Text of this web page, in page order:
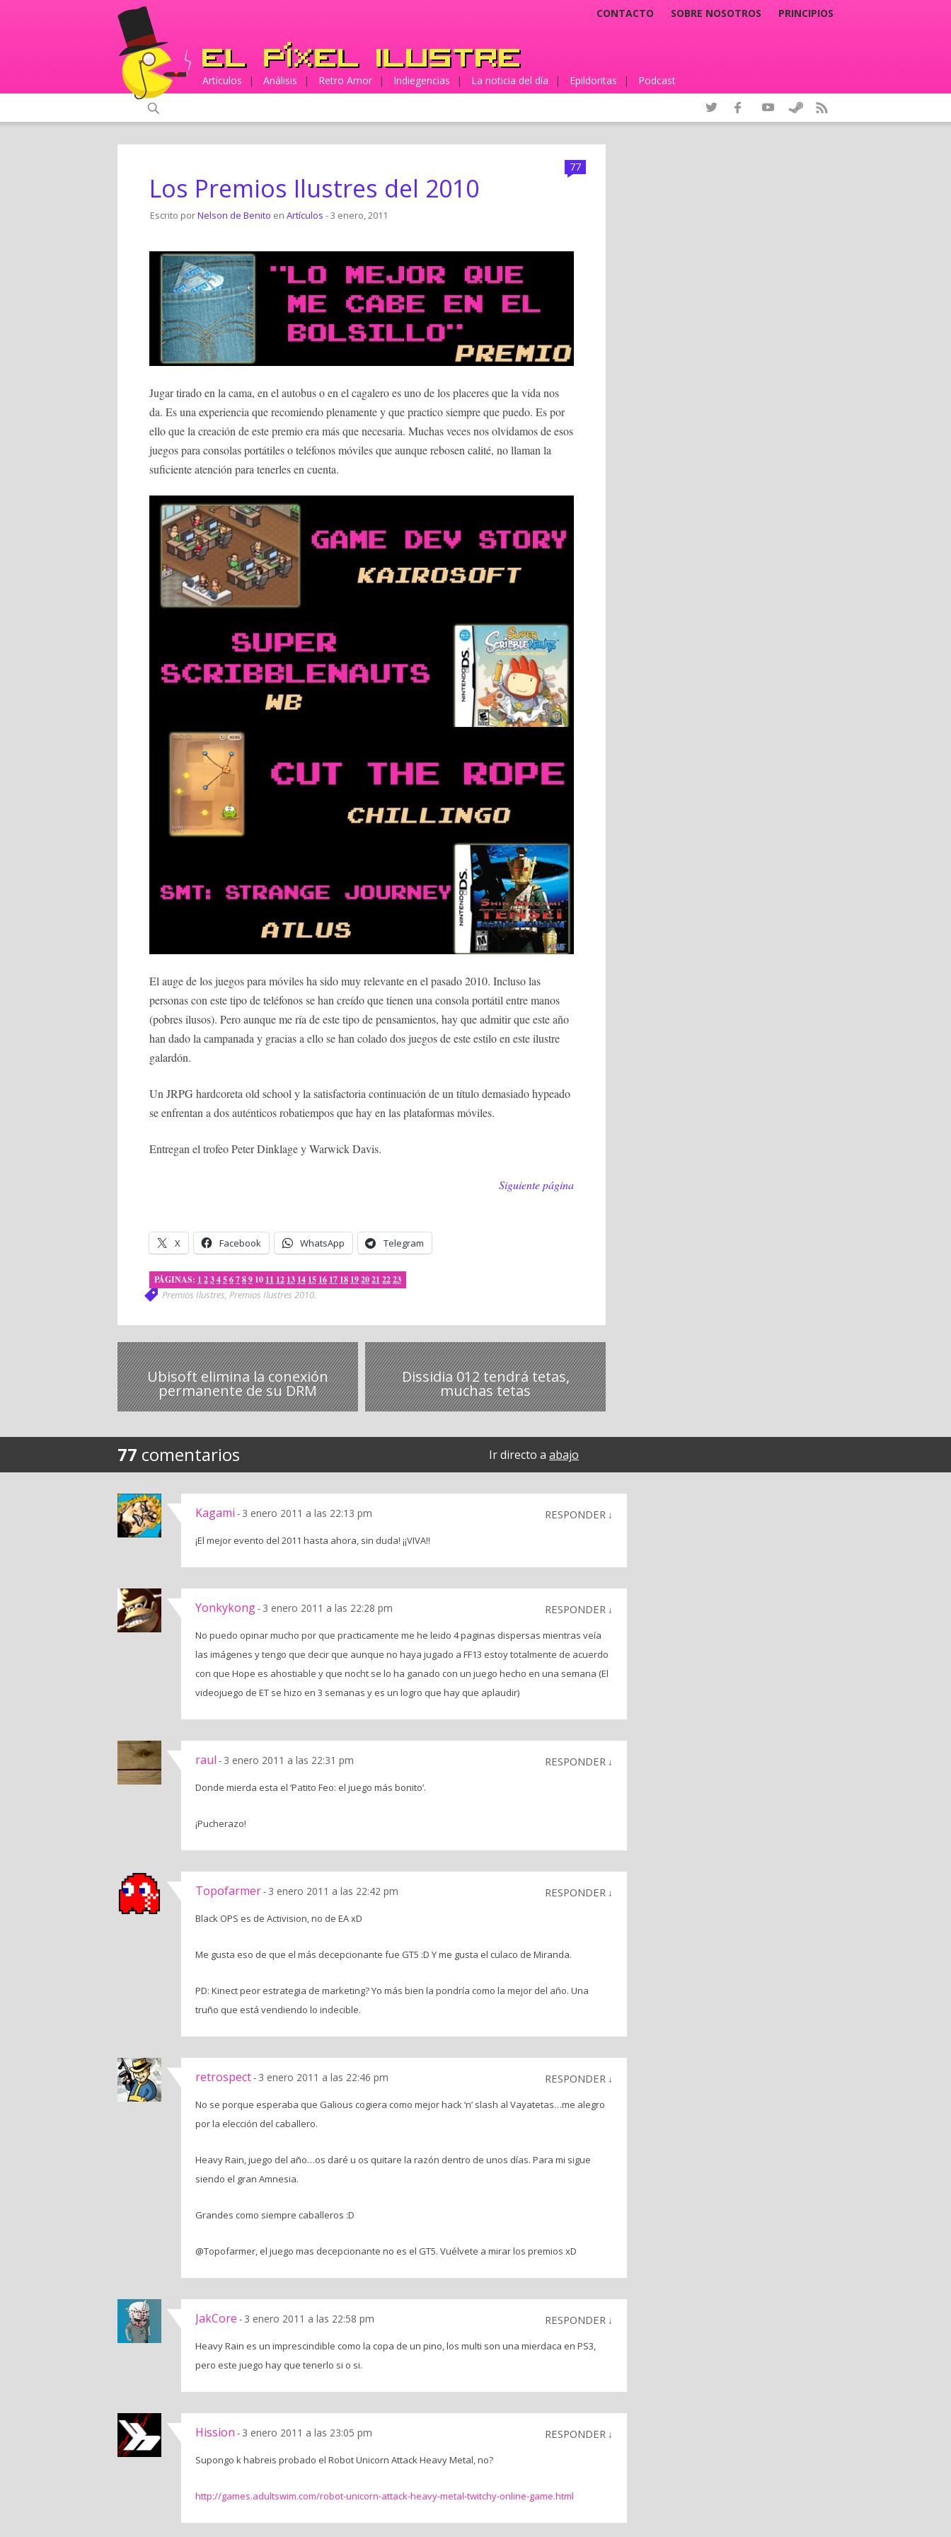
CONTACTO SOBRE NOSOTROS PRINCIPIOS
Artículos | Análisis | Retro Amor | Indiegencias | La noticia del día | Epildoritas | Podcast
77
Los Premios Ilustres del 2010
Escrito porNelson de Benito en Artículos - 3 enero, 2011
Jugar tirado en la cama, en el autobus o en el cagalero es uno de los placeres que la vida nos
da. Es una experiencia que recomiendo plenamente y que practico siempre que puedo. Es por
ello que la creación de este premio era más que necesaria. Muchas veces nos olvidamos de esos
juegos para consolas portátiles o teléfonos móviles que aunque rebosen calité, no llaman la
suficiente atención para tenerles en cuenta.
El auge de los juegos para móviles ha sido muy relevante en el pasado 2010. Incluso las
personas con este tipo de teléfonos se han creído que tienen una consola portátil entre manos
(pobres ilusos). Pero aunque me ría de este tipo de pensamientos, hay que admitir que este año
han dado la campanada y gracias a ello se han colado dos juegos de este estilo en este ilustre
galardón.
Un JRPG hardcoreta old school y la satisfactoria continuación de un título demasiado hypeado
se enfrentan a dos auténticos robatiempos que hay en las plataformas móviles.
Entregan el trofeo Peter Dinklage y Warwick Davis.
Siguiente página
X Facebook WhatsApp Telegram
PÁGINAS: 1 23456789 10 11 12 13 14 15 16 17 18 192021 2223
Premios Ilustres Premios Ilustres 2010.
Ubisoft elimina la conexión
permanente de su DRM
Dissidia 012 tendrá tetas,
muchas tetas
77 comentarios Ir directo a abajo
Kagami - 3 enero 2011 a las 22:13 pm RESPONDER ↓
¡El mejor evento del 2011 hasta ahora, sin duda! ¡¡VIVA!!
Yonkykong- 3 enero 2011 a las 22:28 pm RESPONDER ↓
No puedo opinar mucho por que practicamente me he leido 4 paginas dispersas mientras veía
las imágenes y tengo que decir que aunque no haya jugado a FF13 estoy totalmente de acuerdo
con que Hope es ahostiable y que nocht se lo ha ganado con un juego hecho en una semana (El
videojuego de ET se hizo en 3 semanas y es un logro que hay que aplaudir)
raul - 3 enero 2011 a las 22:31 pm RESPONDER ↓
Donde mierda esta el ‘Patito Feo: el juego más bonito’.
¡Pucherazo!
Topofarmer- 3 enero 2011 a las 22:42 pm RESPONDER ↓
Black OPS es de Activision, no de EA xD
Me gusta eso de que el más decepcionante fue GT5 :D Y me gusta el culaco de Miranda.
PD: Kinect peor estrategia de marketing? Yo más bien la pondría como la mejor del año. Una
truño que está vendiendo lo indecible.
retrospect- 3 enero 2011 a las 22:46 pm RESPONDER ↓
No se porque esperaba que Galious cogiera como mejor hack ‘n’ slash al Vayatetas…me alegro
por la elección del caballero.
Heavy Rain, juego del año…os daré u os quitare la razón dentro de unos días. Para mi sigue
siendo el gran Amnesia.
Grandes como siempre caballeros :D
@Topofarmer, el juego mas decepcionante no es el GT5. Vuélvete a mirar los premios xD
JakCore - 3 enero 2011 a las 22:58 pm RESPONDER ↓
Heavy Rain es un imprescindible como la copa de un pino, los multi son una mierdaca en PS3,
pero este juego hay que tenerlo si o si.
Hission - 3 enero 2011 a las 23:05 pm RESPONDER ↓
Supongo k habreis probado el Robot Unicorn Attack Heavy Metal, no?
http://games.adultswim.com/robot-unicorn-attack-heavy-metal-twitchy-online-game.html